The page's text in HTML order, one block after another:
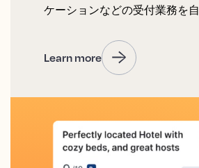
ケーションなどの受付業務を自
Learn more